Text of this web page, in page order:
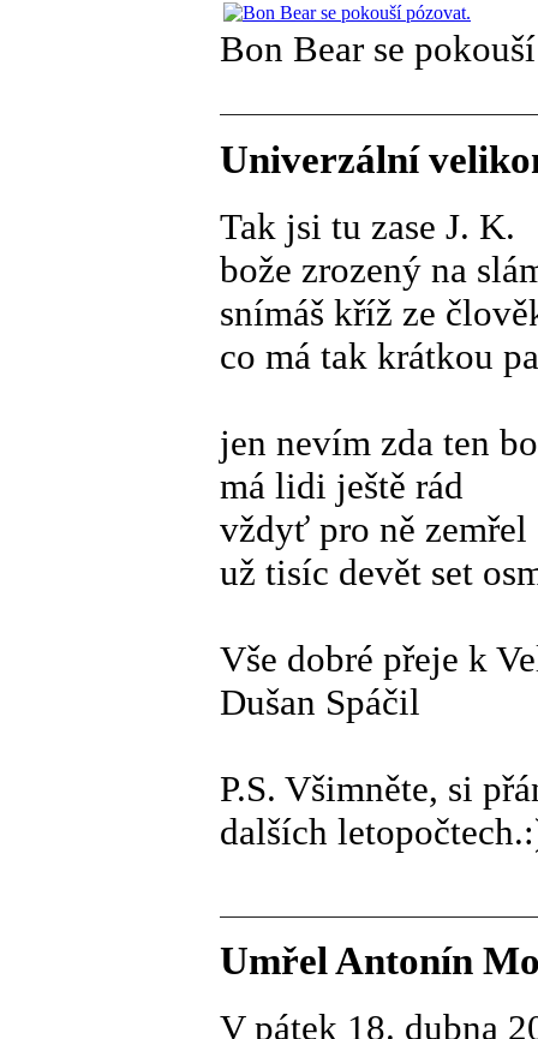
Bon Bear se
Univerzální
Tak jsi tu zase J. K.
bože zrozený na
snímáš kříž ze
co má tak krátkou
jen nevím zda ten
má lidi ještě rád
vždyť pro ně
už tisíc devět set
Vše dobré přeje k
Dušan Spáčil
P.S. Všimněte, si
dalších
Umřel Antonín
V pátek 18. dubna